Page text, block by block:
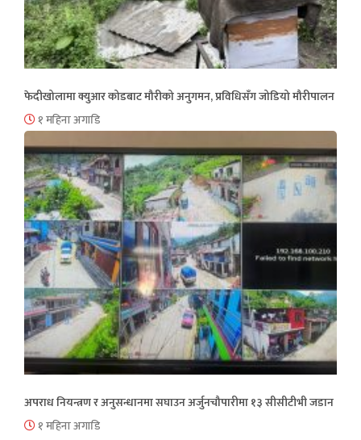
फेदीखोलामा क्युआर कोडबाट मौरीको अनुगमन, प्रविधिसँग जोडियो मौरीपालन
१ महिना अगाडि
अपराध नियन्त्रण र अनुसन्धानमा सघाउन अर्जुनचौपारीमा १३ सीसीटीभी जडान
१ महिना अगाडि